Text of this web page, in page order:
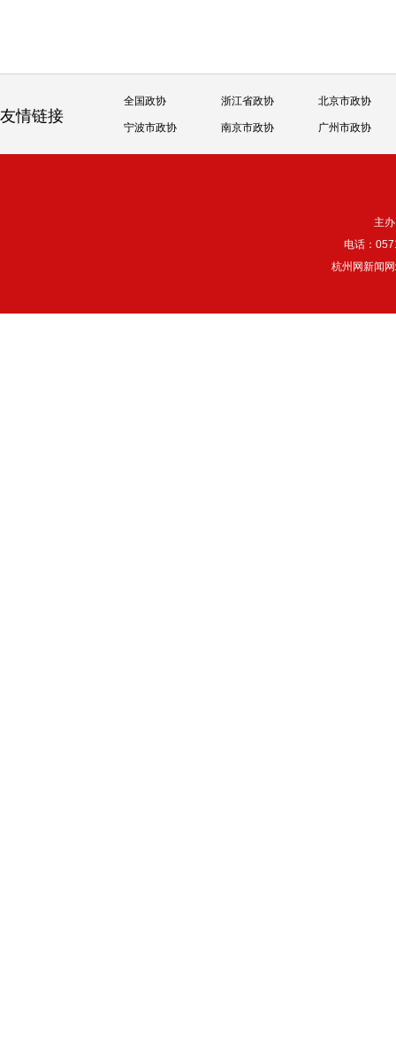
友情链接
全国政协 浙江省政协 北京市政协
宁波市政协 南京市政协 广州市政协
主
电话：
杭州网新闻